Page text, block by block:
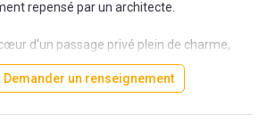
repensé par un architecte.
d'un passage privé plein de charme,
la rue du Château d'Eau et le
ce local bénéficie d'un environnement
commerces et services de qualité.
Demander un renseignement